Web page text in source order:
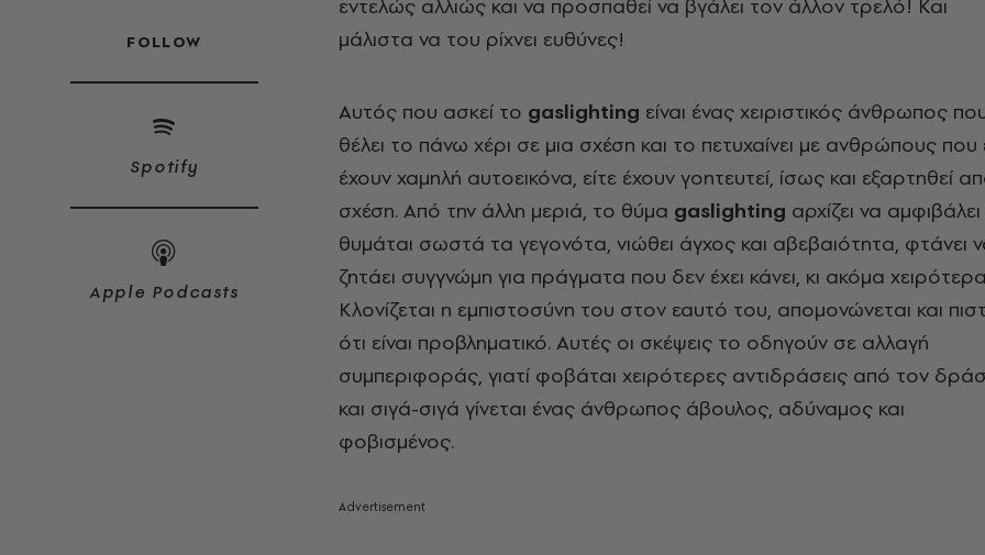
FOLLOW
Spotify
Apple Podcasts
εντελώς αλλιώς και να προσπαθεί να βγάλει τον άλλον τρελό! Και
μάλιστα να του ρίχνει ευθύνες!
Αυτός που ασκεί το gaslighting είναι ένας χειριστικός άνθρωπος
θέλει το πάνω χέρι σε μια σχέση και το πετυχαίνει με ανθρώπους που
έχουν χαμηλή αυτοεικόνα, είτε έχουν γοητευτεί, ίσως και εξαρτηθεί
σχέση. Από την άλλη μεριά, το θύμα gaslighting αρχίζει να
θυμάται σωστά τα γεγονότα, νιώθει άγχος και αβεβαιότητα, φτάνει
ζητάει συγγνώμη για πράγματα που δεν έχει κάνει, κι ακόμα
Κλονίζεται η εμπιστοσύνη του στον εαυτό του, απομονώνεται και
ότι είναι προβληματικό. Αυτές οι σκέψεις το οδηγούν σε αλλαγή
συμπεριφοράς, γιατί φοβάται χειρότερες αντιδράσεις από τον
και σιγά-σιγά γίνεται ένας άνθρωπος άβουλος, αδύναμος και
φοβισμένος.